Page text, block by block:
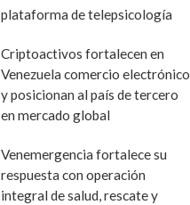
plataforma de telepsicología
Criptoactivos fortalecen en
Venezuela comercio electrónico
y posicionan al país de tercero
en mercado global
Venemergencia fortalece su
respuesta con operación
integral de salud, rescate y